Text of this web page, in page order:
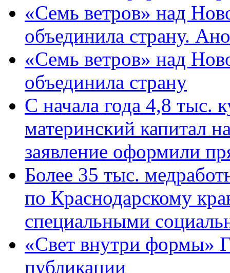
«Семь ветров» над
объединила страну.
«Семь ветров» над
объединила страну
С начала года 4,8 тыс.
материнский капитал
заявление оформили
Более 35 тыс.
по Краснодарскому
специальными
«Свет внутри формы»
публикации